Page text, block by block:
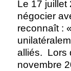
Le 17 juillet
négocier
reconnaît :
alliés. Lors
novembre